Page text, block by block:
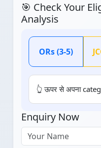
🎯 Check Your
Analysis
ORs (3-5)
👆 ऊपर से अपना
Enquiry Now